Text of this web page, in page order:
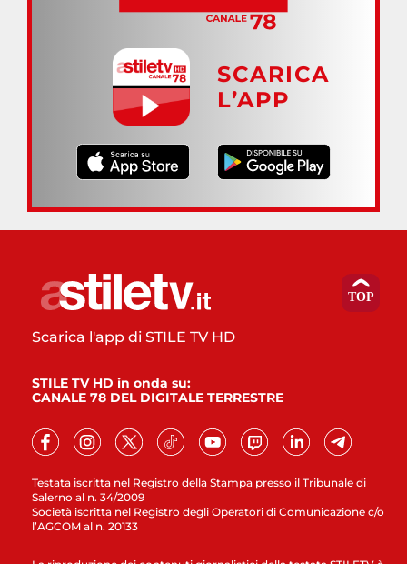
SCARICA
L’APP
Testata iscritta nel Registro della Stampa presso il Tribunale di
Salerno al n. 34/2009
Società iscritta nel Registro degli Operatori di Comunicazione c/o
l’AGCOM al n. 20133
Scarica l'app di STILE TV HD
STILE TV HD in onda su:
CANALE 78 DEL DIGITALE TERRESTRE